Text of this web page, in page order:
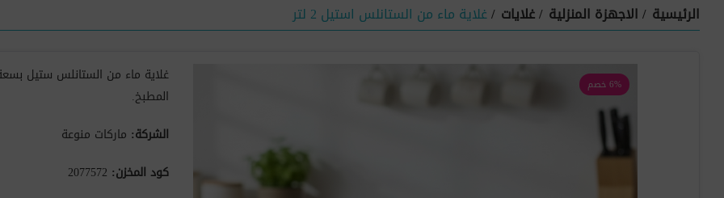
الرئيسية /الاجهزة المنزلية /غلايات /غلاية ماء من الستانلس استيل 2 لتر
6% خصم
المطبخ.
الشركة: ماركات منوعة
كود المخزن: 2077572